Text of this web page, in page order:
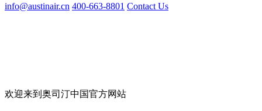
info@austinair.cn 400-663-8801 Contact Us
欢迎来到奥司汀中国官方网站